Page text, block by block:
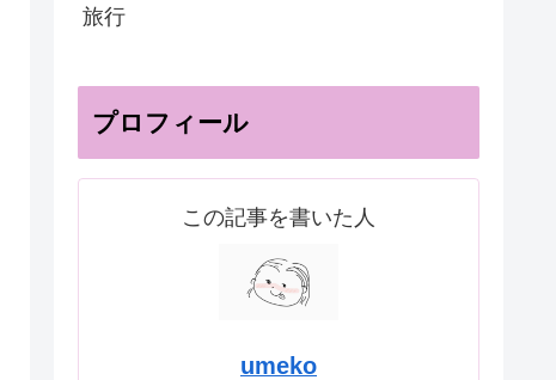
旅行
プロフィール
この記事を書いた人
umeko